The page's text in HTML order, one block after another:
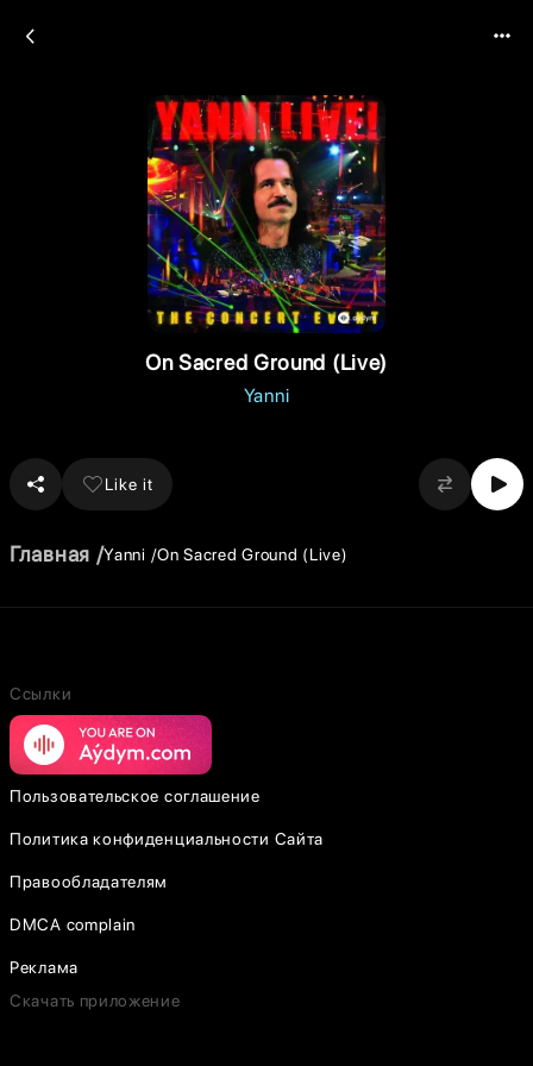
On Sacred Ground (Live)
Yanni
Like it
Главная Yanni On Sacred Ground (Live)
Ссылки
Пользовательское соглашение
Политика конфиденциальности Сайта
Правообладателям
DMCA complain
Реклама
Скачать приложение